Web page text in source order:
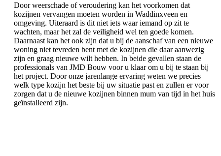
Door weerschade of veroudering kan het voorkomen dat
kozijnen vervangen moeten worden in Waddinxveen en
omgeving. Uiteraard is dit niet iets waar iemand op zit te
wachten, maar het zal de veiligheid wel ten goede komen.
Daarnaast kan het ook zijn dat u bij de aanschaf van een nieuwe
woning niet tevreden bent met de kozijnen die daar aanwezig
zijn en graag nieuwe wilt hebben. In beide gevallen staan de
professionals van JMD Bouw voor u klaar om u bij te staan bij
het project. Door onze jarenlange ervaring weten we precies
welk type kozijn het beste bij uw situatie past en zullen er voor
zorgen dat u de nieuwe kozijnen binnen mum van tijd in het huis
geïnstalleerd zijn.